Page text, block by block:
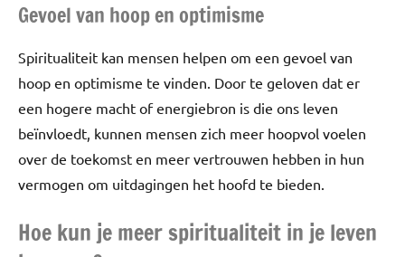
Gevoel van hoop en optimisme
Spiritualiteit kan mensen helpen om een gevoel van
hoop en optimisme te vinden. Door te geloven dat er
een hogere macht of energiebron is die ons leven
beïnvloedt, kunnen mensen zich meer hoopvol voelen
over de toekomst en meer vertrouwen hebben in hun
vermogen om uitdagingen het hoofd te bieden.
Hoe kun je meer spiritualiteit in je leven